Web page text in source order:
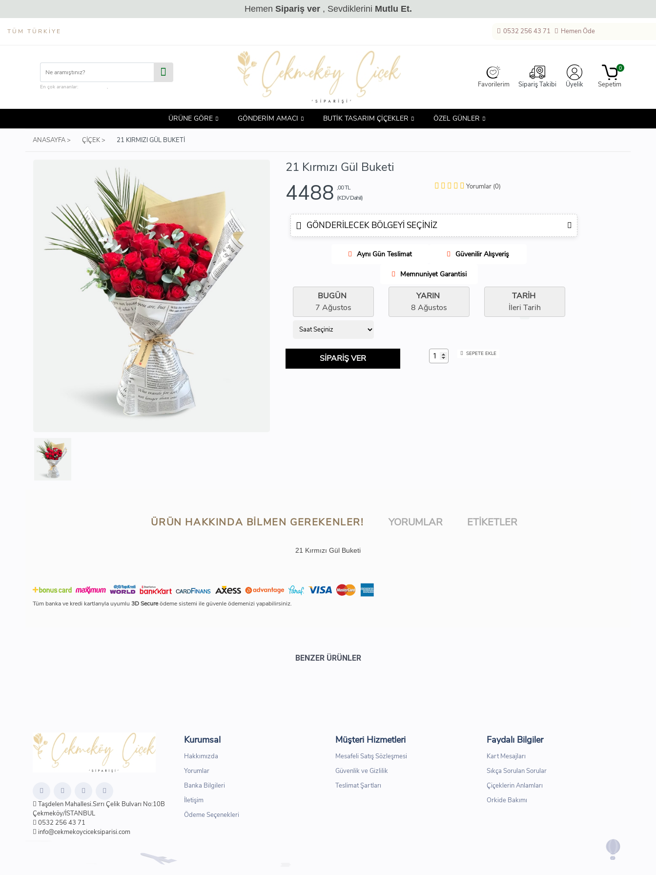
Hemen Sipariş ver, Sevdiklerini Mutlu Et.
TÜM TÜRKIYE 0532 256 43 71 Hemen Öde
En çok arananlar: , Favorilerim Sipariş Takibi Üyelik Sepetim
0
ÜRÜNE GÖRE GÖNDERİM AMACI BUTİK TASARIM ÇİÇEKLER ÖZEL GÜNLER
ANASAYFA > ÇIÇEK > 21 KIRMIZI GÜL BUKETI
21 Kırmızı Gül Buketi
4488 ,00 TL
(KDV Dahil)
Yorumlar (0)
GÖNDERILECEK BÖLGEYI SEÇINIZ
Aynı Gün Teslimat Güvenilir Alışveriş
Memnuniyet Garantisi
BUGÜN
7 Ağustos
YARIN
8 Ağustos
TARİH
İleri Tarih
SİPARİŞ VER SEPETE EKLE
ÜRÜN HAKKINDA BILMEN GEREKENLER! YORUMLAR ETIKETLER
21 Kırmızı Gül Buketi
Tüm banka ve kredi kartlarıyla uyumlu 3D Secureödeme sistemi ile güvenle ödemenizi yapabilirsiniz.
BENZER ÜRÜNLER
Taşdelen Mahallesi.Sırrı Çelik Bulvarı No:10B
Çekmeköy/İSTANBUL
0532 256 43 71
info@cekmekoyciceksiparisi.com
Kurumsal
Hakkımızda
Yorumlar
Banka Bilgileri
İletişim
Ödeme Seçenekleri
Müşteri Hizmetleri
Mesafeli Satış Sözleşmesi
Güvenlik ve Gizlilik
Teslimat Şartları
Faydalı Bilgiler
Kart Mesajları
Sıkça Sorulan Sorular
Çiçeklerin Anlamları
Orkide Bakımı